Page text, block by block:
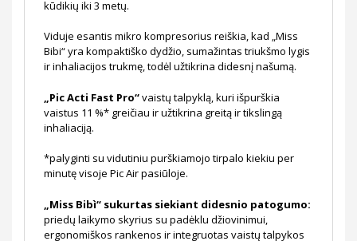
kūdikių iki 3 metų.
Viduje esantis mikro kompresorius reiškia, kad „Miss
Bibi“ yra kompaktiško dydžio, sumažintas triukšmo lygis
ir inhaliacijos trukmę, todėl užtikrina didesnį našumą.
„Pic Acti Fast Pro“vaistų talpyklą, kuri išpurškia
vaistus 11 %* greičiau ir užtikrina greitą ir tikslingą
inhaliaciją.
*palyginti su vidutiniu purškiamojo tirpalo kiekiu per
minutę visoje Pic Air pasiūloje.
„Miss Bibì“ sukurtas siekiant didesnio patogumo:
priedų laikymo skyrius su padėklu džiovinimui,
ergonomiškos rankenos ir integruotas vaistų talpykos